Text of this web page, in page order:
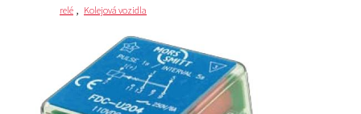
relé , Kolejová vozidla